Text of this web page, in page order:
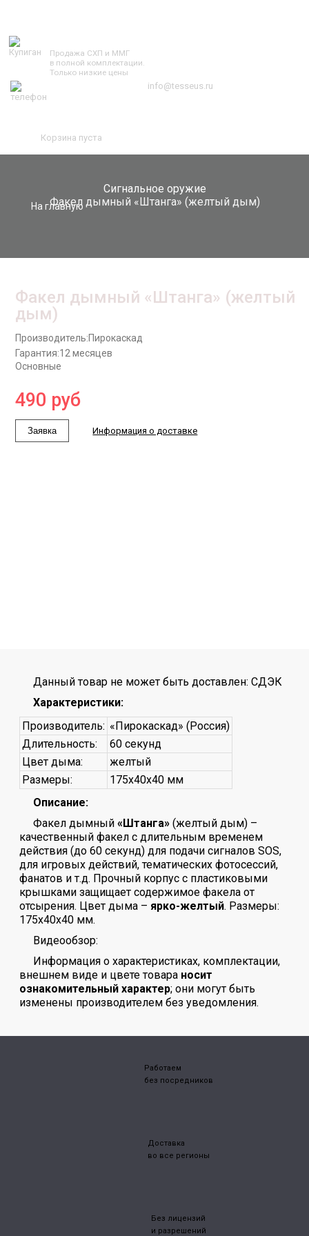
Продажа СХП и ММГ
в полной комплектации.
Только низкие цены
info@tesseus.ru
Корзина пуста
Сигнальное оружие
Факел дымный «Штанга» (желтый дым)
На главную
Факел дымный «Штанга» (желтый
дым)
Производитель:Пирокаскад
Гарантия:12 месяцев
Основные
490 руб
Заявка Информация о доставке
Данный товар не может быть доставлен: СДЭК
Характеристики:
Производитель: «Пирокаскад» (Россия)
Длительность:
60 секунд
Цвет дыма:
желтый
Размеры:
175x40x40 мм
Описание:
Факел дымный«Штанга» (желтый дым) –
качественный факел с длительным временем
действия (до 60 секунд) для подачи сигналов SOS,
для игровых действий, тематических фотосессий,
фанатов и т.д. Прочный корпус с пластиковыми
крышками защищает содержимое факела от
отсырения. Цвет дыма – ярко-желтый. Размеры:
175х40х40 мм.
Видеообзор:
Информация о характеристиках, комплектации,
внешнем виде и цвете товара носит
ознакомительный характер; они могут быть
изменены производителем без уведомления.
Работаем
без посредников
Доставка
во все регионы
Без лицензий
и разрешений